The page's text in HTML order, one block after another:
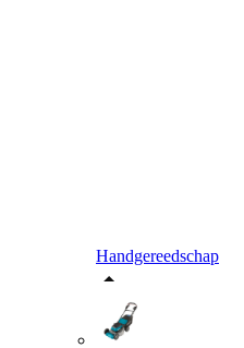
Handgereedschap